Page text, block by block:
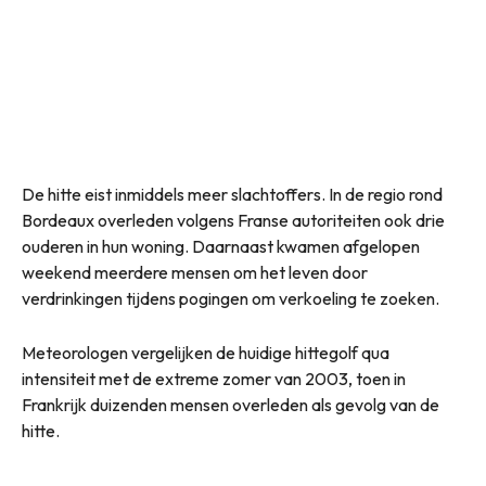
De hitte eist inmiddels meer slachtoffers. In de regio rond
Bordeaux overleden volgens Franse autoriteiten ook drie
ouderen in hun woning. Daarnaast kwamen afgelopen
weekend meerdere mensen om het leven door
verdrinkingen tijdens pogingen om verkoeling te zoeken.
Meteorologen vergelijken de huidige hittegolf qua
intensiteit met de extreme zomer van 2003, toen in
Frankrijk duizenden mensen overleden als gevolg van de
hitte.